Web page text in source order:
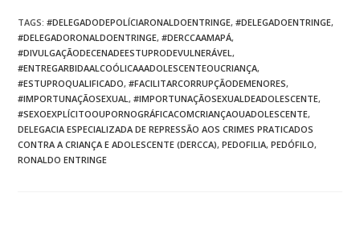
TAGS:#DELEGADODEPOLÍCIARONALDOENTRINGE, #DELEGADOENTRINGE,
#DELEGADORONALDOENTRINGE, #DERCCAAMAPÁ,
#DIVULGAÇÃODECENADEESTUPRODEVULNERÁVEL ,
#ENTREGARBIDAALCOÓLICAAADOLESCENTEOUCRIANÇA,
#ESTUPROQUALIFICADO, #FACILITARCORRUPÇÃODEMENORES,
#IMPORTUNAÇÃOSEXUAL , #IMPORTUNAÇÃOSEXUALDEADOLESCENTE,
#SEXOEXPLÍCITOOUPORNOGRÁFICACOMCRIANÇAOUADOLESCENTE,
DELEGACIA ESPECIALIZADA DE REPRESSÃO AOS CRIMES PRATICADOS
CONTRA A CRIANÇA E ADOLESCENTE (DERCCA), PEDOFILIA, PEDÓFILO,
RONALDO ENTRINGE